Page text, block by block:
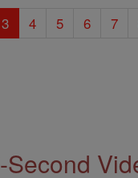
3 4 5 6 7